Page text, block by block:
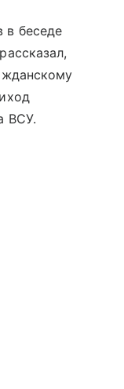
в беседе
ВСУ.